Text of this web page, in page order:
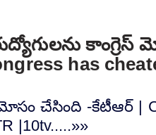
has
చేసింది -కేటీఆర్ |
|10tv.....»»